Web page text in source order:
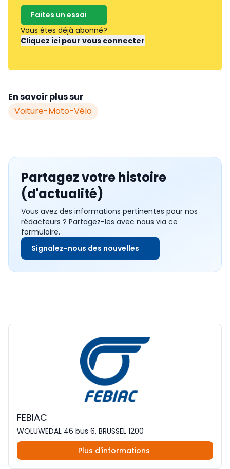
Faites un essai
Vous êtes déjà abonné?
Cliquez ici pour vous connecter
En savoir plus sur
Voiture-Moto-Vélo
Partagez votre histoire
(d'actualité)
Vous avez des informations pertinentes pour nos
rédacteurs ? Partagez-les avec nous via ce
formulaire.
Signalez-nous des nouvelles
FEBIAC
WOLUWEDAL 46 bus 6, BRUSSEL 1200
Plus d'informations